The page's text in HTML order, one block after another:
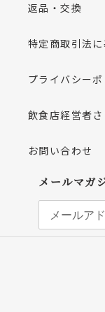
返品・交換
特定商取引法
プライバシー
飲食店経営者さ
お問い合わせ
メールマガ